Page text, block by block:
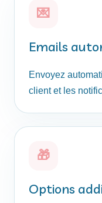
💌
Emails
Envoyez
client et les
🎁
Options